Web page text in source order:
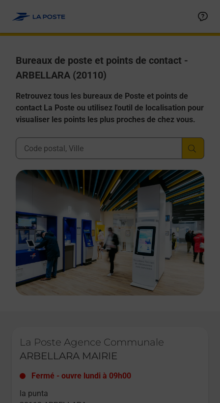
Bureaux de poste et points de contact -
ARBELLARA (20110)
Retrouvez tous les bureaux de Poste et points de
contact La Poste ou utilisez l'outil de localisation pour
visualiser les points les plus proches de chez vous.
Ville, Département, Code Postal
La Poste Agence Communale
ARBELLARA MAIRIE
Fermé - ouvre lundi à 09h00
la punta